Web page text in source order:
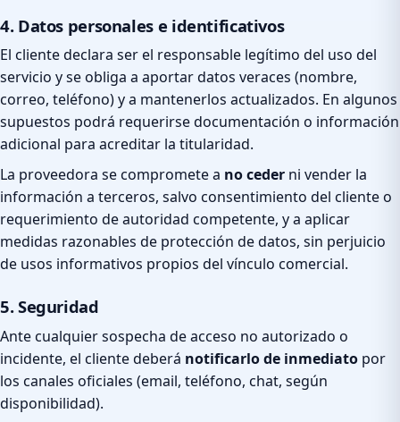
4. Datos personales e identificativos
El cliente declara ser el responsable legítimo del uso del
servicio y se obliga a aportar datos veraces (nombre,
correo, teléfono) y a mantenerlos actualizados. En algunos
supuestos podrá requerirse documentación o información
adicional para acreditar la titularidad.
La proveedora se compromete a no ceder ni vender la
información a terceros, salvo consentimiento del cliente o
requerimiento de autoridad competente, y a aplicar
medidas razonables de protección de datos, sin perjuicio
de usos informativos propios del vínculo comercial.
5. Seguridad
Ante cualquier sospecha de acceso no autorizado o
incidente, el cliente deberá notificarlo de inmediato por
los canales oficiales (email, teléfono, chat, según
disponibilidad).